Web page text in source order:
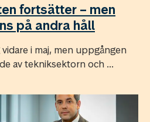
fortsätter – men
på andra håll
i maj, men uppgången
av tekniksektorn och ...